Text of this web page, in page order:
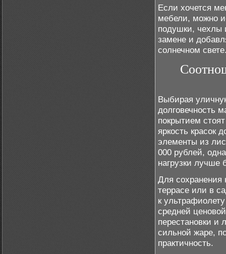
Если хочется
мебели, можно
подушки, чехлы
замене и
солнечном
Выбирая
долговечность
покрытием
яркость красок
элементы из
000 рублей,
нагрузки лучше
Для сохранения
террасе или в
к
средней
перестановки и
сильной жаре,
практичность.